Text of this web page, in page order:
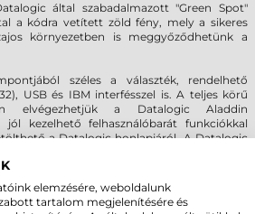
által szabadalmazott "Green Spot"
a kódra vetített zöld fény, mely a sikeres
környezetben is meggyőződhetünk a
széles a választék, rendelhető
USB és IBM interfésszel is. A teljes körű
elvégezhetjük a Datalogic Aladdin
kezelhető felhasználóbarát funkciókkal
a Datalogic honlapjáról. A Datalogic
ISMERJE MEG
elemzésére, weboldalunk
tartalom megjelenítésére és